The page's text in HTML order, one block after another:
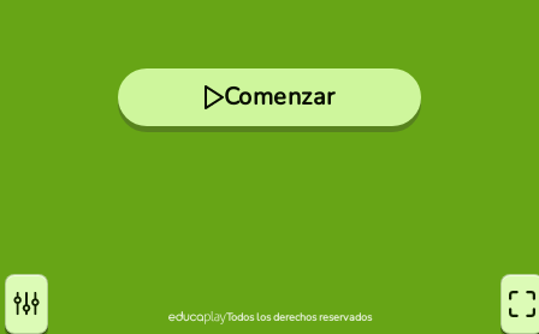
Comenzar
Todos los derechos reservados